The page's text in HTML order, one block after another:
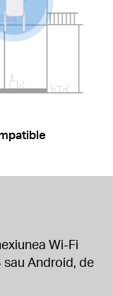
Wi-Fi
Android, de